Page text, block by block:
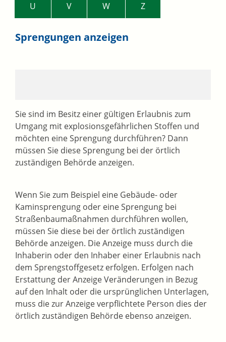
U V W Z
Sprengungen anzeigen
Sie sind im Besitz einer gültigen Erlaubnis zum
Umgang mit explosionsgefährlichen Stoffen und
möchten eine Sprengung durchführen? Dann
müssen Sie diese Sprengung bei der örtlich
zuständigen Behörde anzeigen.
Wenn Sie zum Beispiel eine Gebäude- oder
Kaminsprengung oder eine Sprengung bei
Straßenbaumaßnahmen durchführen wollen,
müssen Sie diese bei der örtlich zuständigen
Behörde anzeigen. Die Anzeige muss durch die
Inhaberin oder den Inhaber einer Erlaubnis nach
dem Sprengstoffgesetz erfolgen. Erfolgen nach
Erstattung der Anzeige Veränderungen in Bezug
auf den Inhalt oder die ursprünglichen Unterlagen,
muss die zur Anzeige verpflichtete Person dies der
örtlich zuständigen Behörde ebenso anzeigen.